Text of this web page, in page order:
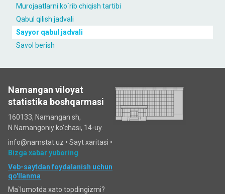
Murojaatlarni ko`rib chiqish tartibi
Qabul qilish jadvali
Sayyor qabul jadvali
Savol berish
Namangan viloyat
statistika boshqarmasi
160133, Namangan sh,
N.Namangoniy ko'chasi, 14-uy.
info@namstat.uz • Sayt xaritasi •
Bizga xabar yuboring
Veb-saytdan foydalanish uchun
qo'llanma
Ma`lumotda xato topdingizmi?